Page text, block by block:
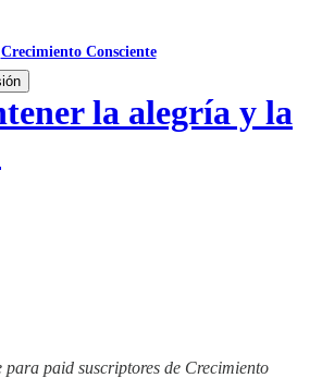
Crecimiento Consciente
la alegría y la
para paid suscriptores de Crecimiento